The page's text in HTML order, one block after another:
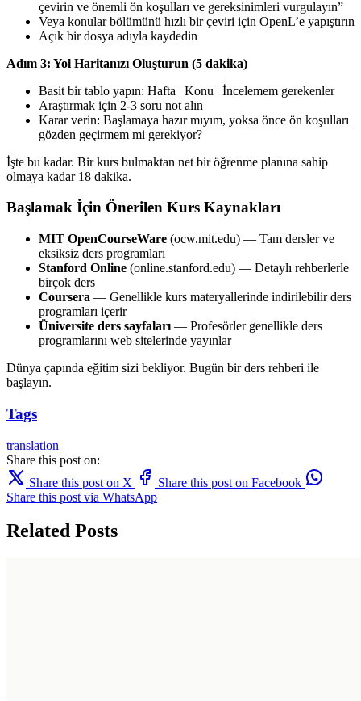
çevirin ve önemli ön koşulları ve gereksinimleri vurgulayın”
Veya konular bölümünü hızlı bir çeviri için OpenL’e yapıştırın
Açık bir dosya adıyla kaydedin
Adım 3: Yol Haritanızı Oluşturun (5 dakika)
Basit bir tablo yapın: Hafta | Konu | İncelemem gerekenler
Araştırmak için 2-3 soru not alın
Karar verin: Başlamaya hazır mıyım, yoksa önce ön koşulları
gözden geçirmem mi gerekiyor?
İşte bu kadar. Bir kurs bulmaktan net bir öğrenme planına sahip
olmaya kadar 18 dakika.
Başlamak İçin Önerilen Kurs Kaynakları
MIT OpenCourseWare (ocw.mit.edu) — Tam dersler ve
eksiksiz ders programları
Stanford Online (online.stanford.edu) — Detaylı rehberlerle
birçok ders
Coursera — Genellikle kurs materyallerinde indirilebilir ders
programları içerir
Üniversite ders sayfaları — Profesörler genellikle ders
programlarını web sitelerinde yayınlar
Dünya çapında eğitim sizi bekliyor. Bugün bir ders rehberi ile
başlayın.
Tags
translation
Share this post on:
Share this post on X
Share this post on Facebook
Share this post via WhatsApp
Related Posts